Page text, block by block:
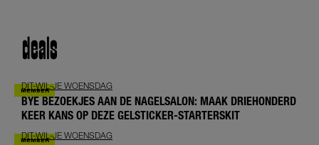
deals
DIT-WIL-JE WOENSDAG
BYE BEZOEKJES AAN DE NAGELSALON: MAAK DRIEHONDERD
KEER KANS OP DEZE GELSTICKER-STARTERSKIT
DIT-WIL-JE WOENSDAG